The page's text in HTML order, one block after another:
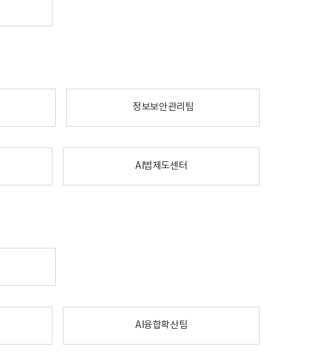
정보보안관리팀
AI법제도센터
AI융합확산팀